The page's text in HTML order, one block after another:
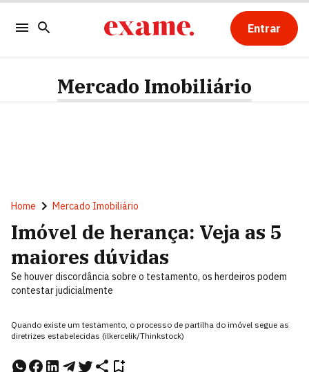
Entrar
Mercado Imobiliário
Home Mercado Imobiliário
Imóvel de herança: Veja as 5
maiores dúvidas
Se houver discordância sobre o testamento, os herdeiros podem
contestar judicialmente
Quando existe um testamento, o processo de partilha do imóvel segue as
diretrizes estabelecidas (ilkercelik/Thinkstock)